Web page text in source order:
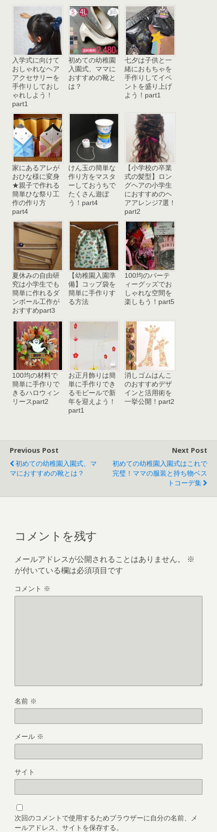
入学式に向けて
おしゃれなヘア
アクセサリーを
手作りしておし
ゃれしよう！
part1
初めての幼稚園
入園式、ママに
おすすめの靴と
は？
七夕は子供と一
緒におもちゃを
手作りしてイベ
ントを盛り上げ
よう！part1
家にあるアレが
おひな様に変身
★親子で作れる
簡単ひな祭り工
作の作り方
part4
けん玉の簡単な
作り方をマスタ
ーしておうちで
たくさん遊ぼ
う！part4
【小学校の卒業
式の髪型】ロン
グヘアの小学生
におすすめのヘ
アアレンジ7選！
part2
夏休みの自由研
究は小学生でも
簡単に作れるダ
ンボール工作が
おすすめpart3
【幼稚園入園準
備】コップ袋を
簡単に手作りす
る方法
100均のパーテ
ィーグッズでお
しゃれな空間を
楽しもう！part5
100均の材料で
簡単に手作りで
きるハロウィン
リースpart2
お正月飾りは簡
単に手作りでき
るモビールで新
年を迎えよう！
part1
消しゴムはんこ
のおすすめデザ
インと活用術を
一挙公開！part2
Previous Post
初めての幼稚園入園式、マ
マにおすすめの靴とは？
Next Post
初めての幼稚園入園式はこれで
完璧！ママの服装と持ち物ベス
トコーデ集
コメントを残す
メールアドレスが公開されることはありません。
※
が付いている欄は必須項目です
コメント ※
名前 ※
メール ※
サイト
次回のコメントで使用するためブラウザーに自分の名前、メ
ールアドレス、サイトを保存する。